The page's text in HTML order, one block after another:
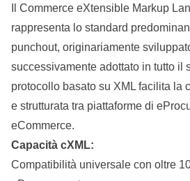
Commerce eXtensible Markup
rappresenta lo standard
punchout, originariamente
successivamente adottato in tutto il
protocollo basato su XML facilita la
e strutturata tra piattaforme di
eCommerce.
Capacità cXML:
Compatibilità universale con oltre